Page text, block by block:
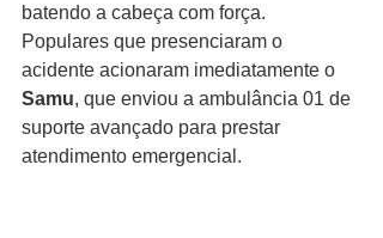
batendo a cabeça com força.
Populares que presenciaram o
acidente acionaram imediatamente o
Samu, que enviou a ambulância 01 de
suporte avançado para prestar
atendimento emergencial.